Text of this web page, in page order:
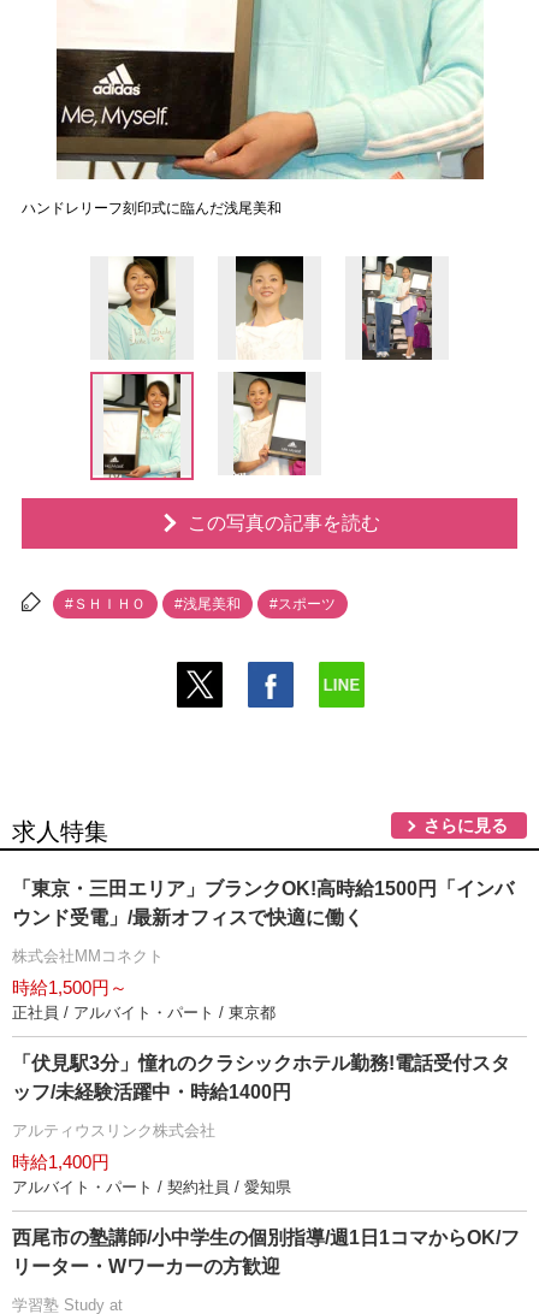
ハンドレリーフ刻印式に臨んだ浅尾美和
この写真の記事を読む
#ＳＨＩＨＯ #浅尾美和 #スポーツ
求人特集 さらに見る
「東京・三田エリア」ブランクOK!高時給1500円「インバ
ウンド受電」/最新オフィスで快適に働く
株式会社MMコネクト
時給1,500円～
正社員 / アルバイト・パート / 東京都
「伏見駅3分」憧れのクラシックホテル勤務!電話受付スタ
ッフ/未経験活躍中・時給1400円
アルティウスリンク株式会社
時給1,400円
アルバイト・パート / 契約社員 / 愛知県
西尾市の塾講師/小中学生の個別指導/週1日1コマからOK/フ
リーター・Wワーカーの方歓迎
学習塾 Study at